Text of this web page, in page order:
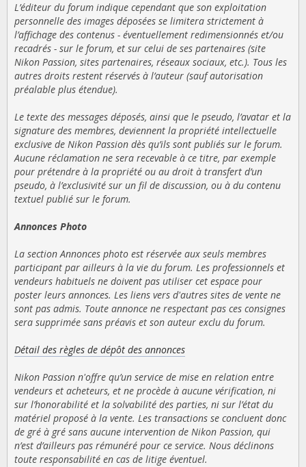
L’éditeur du forum indique cependant que son exploitation
personnelle des images déposées se limitera strictement à
l’affichage des contenus - éventuellement redimensionnés et/ou
recadrés - sur le forum, et sur celui de ses partenaires (site
Nikon Passion, sites partenaires, réseaux sociaux, etc.). Tous les
autres droits restent réservés à l’auteur (sauf autorisation
préalable plus étendue).
Le texte des messages déposés, ainsi que le pseudo, l’avatar et la
signature des membres, deviennent la propriété intellectuelle
exclusive de Nikon Passion dès qu’ils sont publiés sur le forum.
Aucune réclamation ne sera recevable à ce titre, par exemple
pour prétendre à la propriété ou au droit à transfert d’un
pseudo, à l’exclusivité sur un fil de discussion, ou à du contenu
textuel publié sur le forum.
Annonces Photo
La section Annonces photo est réservée aux seuls membres
participant par ailleurs à la vie du forum. Les professionnels et
vendeurs habituels ne doivent pas utiliser cet espace pour
poster leurs annonces. Les liens vers d'autres sites de vente ne
sont pas admis. Toute annonce ne respectant pas ces consignes
sera supprimée sans préavis et son auteur exclu du forum.
Détail des règles de dépôt des annonces
Nikon Passion n'offre qu’un service de mise en relation entre
vendeurs et acheteurs, et ne procède à aucune vérification, ni
sur l’honorabilité et la solvabilité des parties, ni sur l’état du
matériel proposé à la vente. Les transactions se concluent donc
de gré à gré sans aucune intervention de Nikon Passion, qui
n’est d’ailleurs pas rémunéré pour ce service. Nous déclinons
toute responsabilité en cas de litige éventuel.